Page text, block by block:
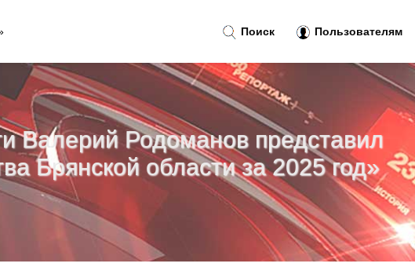
Валерий Родоманов представил
Брянской области за 2025 год»
Поиск Пользователям